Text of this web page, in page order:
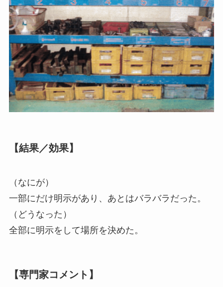
【結果／効果】
（なにが）
一部にだけ明示があり、あとはバラバラだった。
（どうなった）
全部に明示をして場所を決めた。
【専門家コメント】